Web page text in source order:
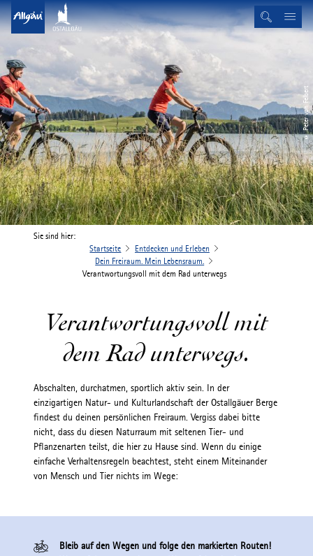
© Peter von Felbert
Sie sind hier:
Startseite
Entdecken und Erleben
Dein Freiraum. Mein Lebensraum.
Verantwortungsvoll mit dem Rad unterwegs
Verantwortungsvoll mit
dem Rad unterwegs.
Abschalten, durchatmen, sportlich aktiv sein. In der
einzigartigen Natur- und Kulturlandschaft der Ostallgäuer Berge
findest du deinen persönlichen Freiraum. Vergiss dabei bitte
nicht, dass du diesen Naturraum mit seltenen Tier- und
Pflanzenarten teilst, die hier zu Hause sind. Wenn du einige
einfache Verhaltensregeln beachtest, steht einem Miteinander
von Mensch und Tier nichts im Wege:
Bleib auf den Wegen und folge den markierten Routen!